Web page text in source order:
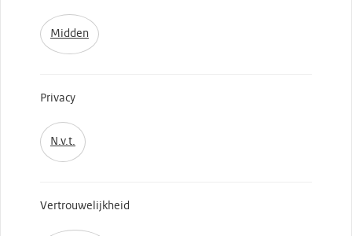
Midden
Privacy
N.v.t.
Vertrouwelijkheid